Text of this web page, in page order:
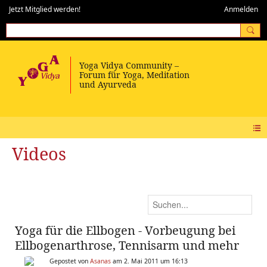
Jetzt Mitglied werden! Anmelden
Videos
Yoga für die Ellbogen - Vorbeugung bei
Ellbogenarthrose, Tennisarm und mehr
Gepostet von Asanas am 2. Mai 2011 um 16:13